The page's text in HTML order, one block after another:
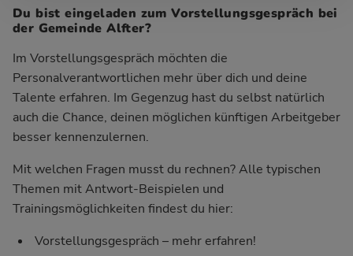
Du bist eingeladen zum Vorstellungsgespräch bei
der Gemeinde Alfter?
Im Vorstellungsgespräch möchten die
Personalverantwortlichen mehr über dich und deine
Talente erfahren. Im Gegenzug hast du selbst natürlich
auch die Chance, deinen möglichen künftigen Arbeitgeber
besser kennenzulernen.
Mit welchen Fragen musst du rechnen? Alle typischen
Themen mit Antwort-Beispielen und
Trainingsmöglichkeiten findest du hier:
Vorstellungsgespräch – mehr erfahren!